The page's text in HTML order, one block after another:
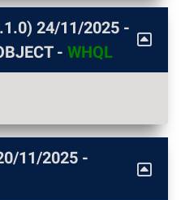
24/11/2025 -
- WHQL
11/2025 -